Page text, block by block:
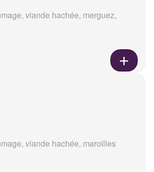
viande hachée, merguez,
viande hachée, maroilles